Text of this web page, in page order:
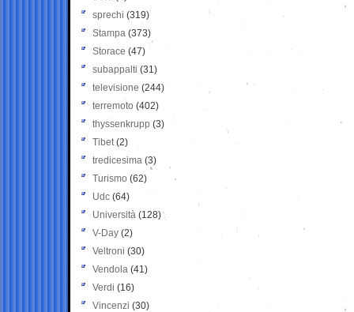
sprechi (319)
Stampa (373)
Storace (47)
subappalti (31)
televisione(244)
terremoto (402)
thyssenkrupp (3)
Tibet(2)
tredicesima (3)
Turismo (62)
Udc (64)
Università (128)
V-Day (2)
Veltroni (30)
Vendola (41)
Verdi (16)
Vincenzi (30)